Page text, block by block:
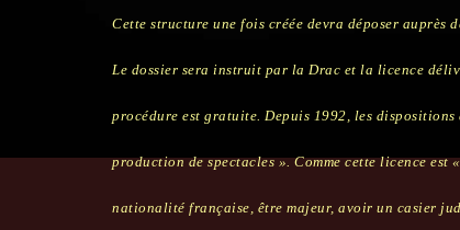
Cette structure une fois créée devra déposer auprès
Le dossier sera instruit par la Drac et la licence
procédure est gratuite. Depuis 1992, les
production de spectacles ». Comme cette licence
nationalité française, être majeur, avoir un casier